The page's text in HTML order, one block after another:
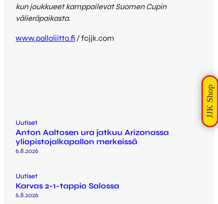
kun joukkueet kamppailevat Suomen Cupin
välieräpaikasta.
www.palloliitto.fi / fcjjk.com
Uutiset
Anton Aaltosen ura jatkuu Arizonassa
yliopistojalkapallon merkeissä
6.8.2026
Uutiset
Karvas 2-1-tappio Salossa
6.8.2026